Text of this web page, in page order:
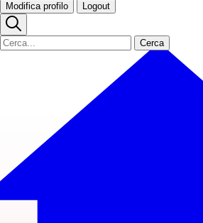
Modifica profilo Logout
Cerca